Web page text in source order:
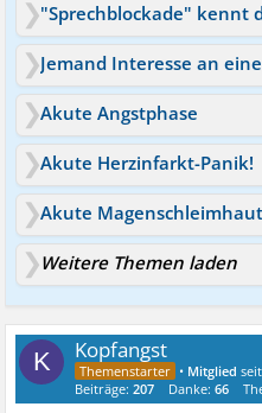
"Sprechblockade" kennt
Akute Angstphase
Akute Herzinfarkt-Panik!
Weitere Themen laden
K Kopfangst
• Mitglied
Beiträge:207 Danke:66